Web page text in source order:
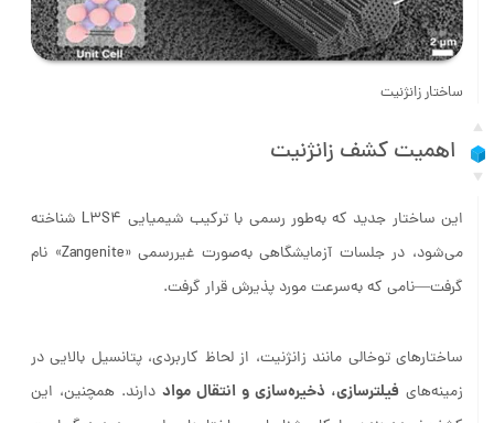
ساختار زانژنیت
اهمیت کشف زانژنیت
این ساختار جدید که به‌طور رسمی با ترکیب شیمیایی L3S4 شناخته
می‌شود، در جلسات آزمایشگاهی به‌صورت غیررسمی «Zangenite» نام
گرفت—نامی که به‌سرعت مورد پذیرش قرار گرفت.
ساختارهای توخالی مانند زانژنیت، از لحاظ کاربردی، پتانسیل بالایی در
زمینه‌های فیلترسازی، ذخیره‌سازی و انتقال مواد دارند. همچنین، این